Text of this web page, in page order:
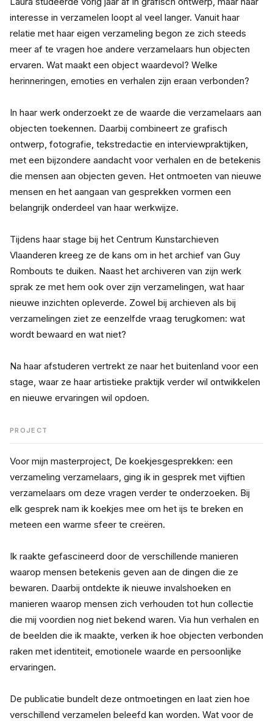
interesse in verzamelen loopt al veel langer. Vanuit haar
relatie met haar eigen verzameling begon ze zich steeds
meer af te vragen hoe andere verzamelaars hun objecten
ervaren. Wat maakt een object waardevol? Welke
herinneringen, emoties en verhalen zijn eraan verbonden?
In haar werk onderzoekt ze de waarde die verzamelaars aan
objecten toekennen. Daarbij combineert ze grafisch
ontwerp, fotografie, tekstredactie en interviewpraktijken,
met een bijzondere aandacht voor verhalen en de betekenis
die mensen aan objecten geven. Het ontmoeten van nieuwe
mensen en het aangaan van gesprekken vormen een
belangrijk onderdeel van haar werkwijze.
Tijdens haar stage bij het Centrum Kunstarchieven
Vlaanderen kreeg ze de kans om in het archief van Guy
Rombouts te duiken. Naast het archiveren van zijn werk
sprak ze met hem ook over zijn verzamelingen, wat haar
nieuwe inzichten opleverde. Zowel bij archieven als bij
verzamelingen ziet ze eenzelfde vraag terugkomen: wat
wordt bewaard en wat niet?
Na haar afstuderen vertrekt ze naar het buitenland voor een
stage, waar ze haar artistieke praktijk verder wil ontwikkelen
en nieuwe ervaringen wil opdoen.
PROJECT
Voor mijn masterproject, De koekjesgesprekken: een
verzameling verzamelaars, ging ik in gesprek met vijftien
verzamelaars om deze vragen verder te onderzoeken. Bij
elk gesprek nam ik koekjes mee om het ijs te breken en
meteen een warme sfeer te creëren.
Ik raakte gefascineerd door de verschillende manieren
waarop mensen betekenis geven aan de dingen die ze
bewaren. Daarbij ontdekte ik nieuwe invalshoeken en
manieren waarop mensen zich verhouden tot hun collectie
die mij voordien nog niet bekend waren. Via hun verhalen en
de beelden die ik maakte, verken ik hoe objecten verbonden
raken met identiteit, emotionele waarde en persoonlijke
ervaringen.
De publicatie bundelt deze ontmoetingen en laat zien hoe
verschillend verzamelen beleefd kan worden. Wat voor de